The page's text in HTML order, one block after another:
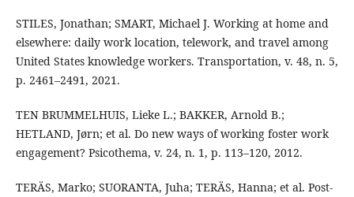
STILES, Jonathan; SMART, Michael J. Working at home and
elsewhere: daily work location, telework, and travel among
United States knowledge workers. Transportation, v. 48, n. 5,
p. 2461–2491, 2021.
TEN BRUMMELHUIS, Lieke L.; BAKKER, Arnold B.;
HETLAND, Jørn; et al. Do new ways of working foster work
engagement? Psicothema, v. 24, n. 1, p. 113–120, 2012.
TERÄS, Marko; SUORANTA, Juha; TERÄS, Hanna; et al. Post-